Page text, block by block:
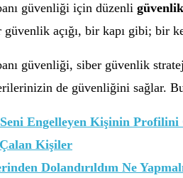
güvenliği için düzenli
açığı, bir kapı gibi; bir
güvenliği, siber güvenlik
de güvenliğini sağlar.
Engelleyen Kişinin Profilini
Kişiler
Dolandırıldım Ne